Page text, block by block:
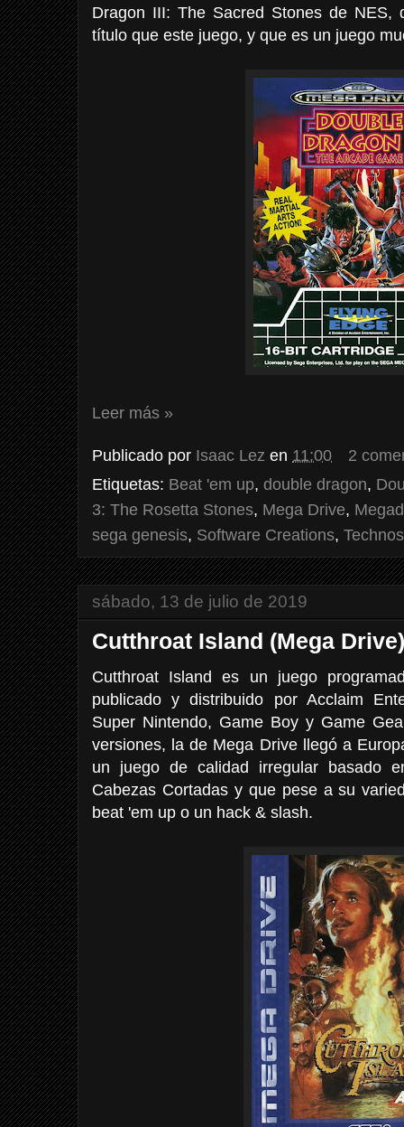
Dragon III: The Sacred Stones de NES,
título que este juego, y que es un juego
Leer más »
Publicado por Isaac Lez en 11:00
2
Etiquetas: Beat 'em up, double dragon,
3: The Rosetta Stones, Mega Drive,
sega genesis, Software Creations, Technos
sábado, 13 de julio de 2019
Cutthroat Island (Mega Drive)
Cutthroat Island es un juego
publicado y distribuido por Acclaim
Super Nintendo, Game Boy y Game
versiones, la de Mega Drive llegó a
un juego de calidad irregular basado
Cabezas Cortadas y que pese a su
beat 'em up o un hack & slash.